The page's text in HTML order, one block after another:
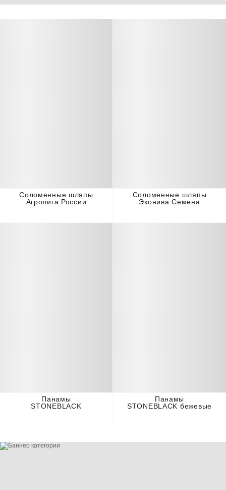
Соломенные шляпы
Агролига России
Соломенные шляпы
Эконива Семена
Панамы
STONEBLACK
Панамы
STONEBLACK бежевые